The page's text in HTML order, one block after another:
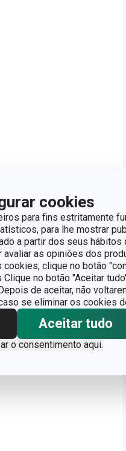
cookies
para fins estritamente
para lhe mostrar
a partir dos seus hábitos
as opiniões dos
clique no botão
no botão "Aceitar
de aceitar, não
se eliminar os cookies
Aceitar tudo
o consentimento aqui.